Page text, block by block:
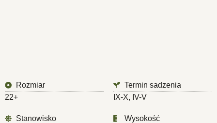
Rozmiar
22+
Termin sadzenia
IX-X, IV-V
Stanowisko
Wysokość